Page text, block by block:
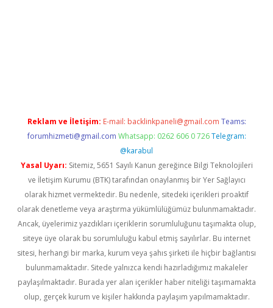
Reklam ve İletişim: E-mail: backlinkpaneli@gmail.com Teams:
forumhizmeti@gmail.com Whatsapp: 0262 606 0 726 Telegram:
@karabul
Yasal Uyarı: Sitemiz, 5651 Sayılı Kanun gereğince Bilgi Teknolojileri
ve İletişim Kurumu (BTK) tarafından onaylanmış bir Yer Sağlayıcı
olarak hizmet vermektedir. Bu nedenle, sitedeki içerikleri proaktif
olarak denetleme veya araştırma yükümlülüğümüz bulunmamaktadır.
Ancak, üyelerimiz yazdıkları içeriklerin sorumluluğunu taşımakta olup,
siteye üye olarak bu sorumluluğu kabul etmiş sayılırlar. Bu internet
sitesi, herhangi bir marka, kurum veya şahıs şirketi ile hiçbir bağlantısı
bulunmamaktadır. Sitede yalnızca kendi hazırladığımız makaleler
paylaşılmaktadır. Burada yer alan içerikler haber niteliği taşımamakta
olup, gerçek kurum ve kişiler hakkında paylaşım yapılmamaktadır.